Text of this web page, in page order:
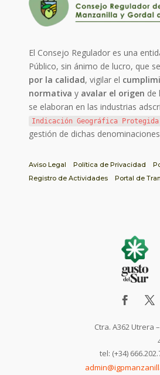
El Consejo Regulador es una
Público, sin ánimo de lucro, que
por la calidad, vigilar el
normativa y avalar el origen de
se elaboran en las industrias
Indicación Geográfica Protegida
gestión de dichas
Aviso Legal Política de Privacidad
Registro de Actividades
Portal de
Ctra. A362 Utrera
tel: (+34)